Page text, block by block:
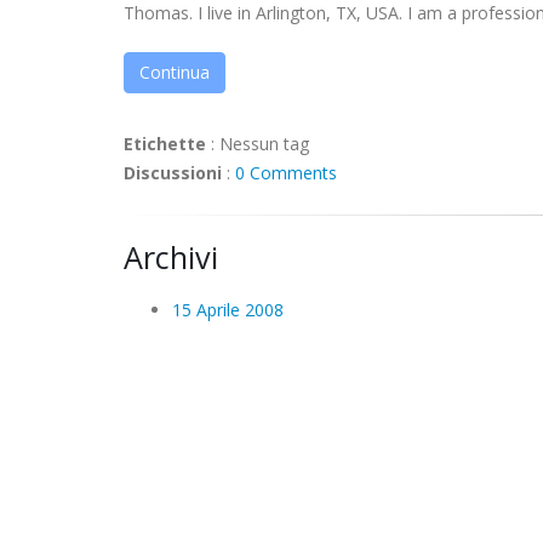
Thomas. I live in Arlington, TX, USA. I am a
Continua
Etichette : Nessun tag
Discussioni : 0 Comments
Archivi
15 Aprile 2008